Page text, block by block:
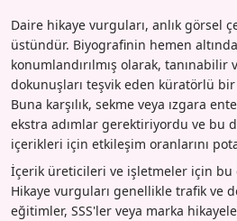
Daire hikaye vurguları, anlık görsel
üstündür. Biyografinin hemen
konumlandırılmış olarak, tanınabilir
dokunuşları teşvik eden küratörlü
Buna karşılık, sekme veya ızgara
ekstra adımlar gerektiriyordu ve bu
içerikleri için etkileşim oranlarını
İçerik üreticileri ve işletmeler için
Hikaye vurguları genellikle trafik ve
eğitimler, SSS'ler veya marka